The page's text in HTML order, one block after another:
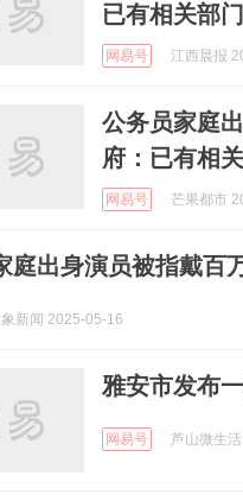
已有相关部
网易号 江西晨报
公务员家庭
府：已有相
网易号 芒果都市
庭出身演员被指戴百
新闻 2025-05-16
雅安市发布
网易号 芦山微生